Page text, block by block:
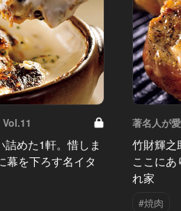
めた1軒。惜しま
幕を下ろす名イタ
著名人が
竹財輝之
ここに
れ家
#焼肉